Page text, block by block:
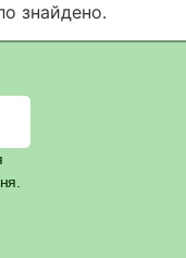
знайдено.